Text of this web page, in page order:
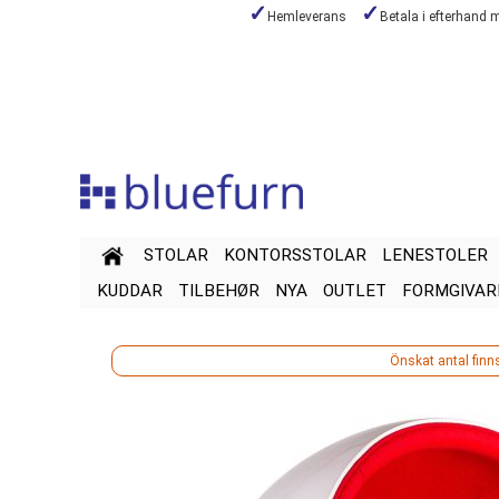
Hemleverans Betala i efterhand
STOLAR KONTORSSTOLAR LENESTOLER
KUDDAR
TILBEHØR NYA OUTLET
Önskat antal